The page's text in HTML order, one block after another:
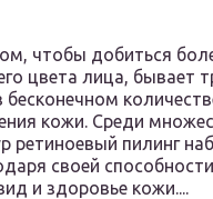
чтобы добиться
цвета лица, бывает
бесконечном
кожи. Среди
ретиноевый пилинг
своей способности
и здоровье кожи....